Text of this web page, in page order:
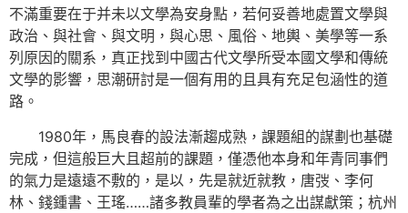
不滿重要在于并未以文學為安身點，若何妥善地處置文學與
政治、與社會、與文明，與心思、風俗、地輿、美學等一系
列原因的關系，真正找到中國古代文學所受本國文學和傳統
文學的影響，思潮研討是一個有用的且具有充足包涵性的道
路。
1980年，馬良春的設法漸趨成熟，課題組的謀劃也基礎
完成，但這般巨大且超前的課題，僅憑他本身和年青同事們
的氣力是遠遠不敷的，是以，先是就近就教，唐弢、李何
林、錢鍾書、王瑤……諸多教員輩的學者為之出謀獻策；杭州